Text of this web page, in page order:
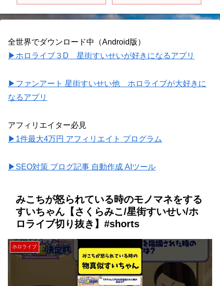
くり解説】
全世界でダウンロード中（Android版）
▶ホロライブ３D 星街すいせいが好きになるアプリ
▶ファンアート 星街すいせい他 ホロライブが大好きに
なるアプリ
アフィリエイター必見
▶1件最大4万円 アフィリエイト プログラム
▶SEO対策 ブログ記事 自動作成 AIツール
みこちが怒られている時のモノマネをする
すいちゃん【さくらみこ/星街すいせい/ホ
ロライブ切り抜き】#shorts
ホロライブ